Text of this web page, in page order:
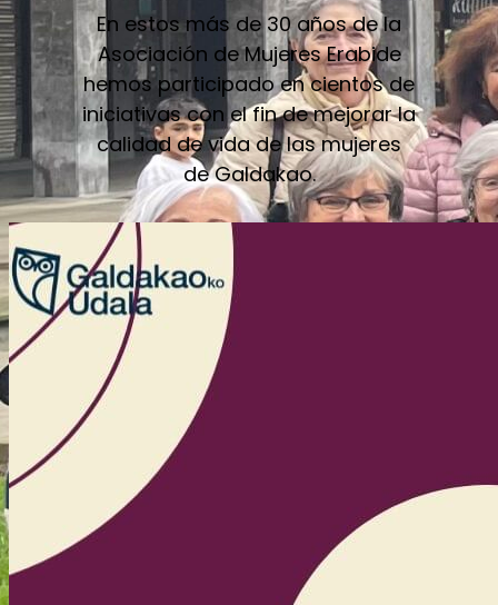
En estos más de 30 años de la
Asociación de Mujeres Erabide
hemos participado en cientos de
iniciativas con el fin de mejorar la
calidad de vida de las mujeres
de Galdakao.